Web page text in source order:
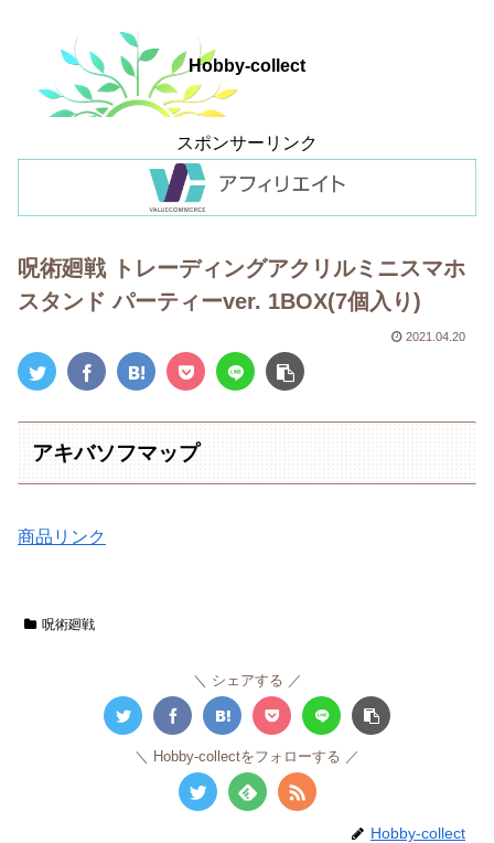
Hobby-collect
スポンサーリンク
呪術廻戦 トレーディングアクリルミニスマホ
スタンド パーティーver. 1BOX(7個入り)
2021.04.20
アキバソフマップ
商品リンク
呪術廻戦
シェアする
Hobby-collectをフォローする
Hobby-collect